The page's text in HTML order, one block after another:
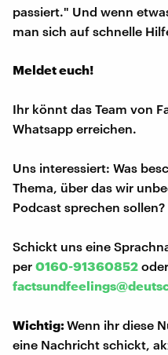
passiert." Und wenn
man sich auf schnelle
Meldet euch!
Ihr könnt das Team von
Whatsapp erreichen.
Uns interessiert: Was
Thema, über das wir
Podcast sprechen sollen?
Schickt uns eine
per 0160-91360852
Wichtig:Wenn ihr diese
eine Nachricht schickt,